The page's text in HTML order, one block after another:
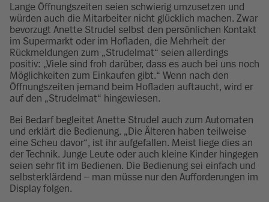
Lange Öffnungszeiten seien schwierig umzusetzen und
würden auch die Mitarbeiter nicht glücklich machen. Zwar
bevorzugt Anette Strudel selbst den persönlichen Kontakt
im Supermarkt oder im Hofladen, die Mehrheit der
Rückmeldungen zum „Strudelmat“ seien allerdings
positiv: „Viele sind froh darüber, dass es auch bei uns noch
Möglichkeiten zum Einkaufen gibt.“ Wenn nach den
Öffnungszeiten jemand beim Hofladen auftaucht, wird er
auf den „Strudelmat“ hingewiesen.
Bei Bedarf begleitet Anette Strudel auch zum Automaten
und erklärt die Bedienung. „Die Älteren haben teilweise
eine Scheu davor“, ist ihr aufgefallen. Meist liege dies an
der Technik. Junge Leute oder auch kleine Kinder hingegen
seien sehr fit im Bedienen. Die Bedienung sei einfach und
selbsterklärdend – man müsse nur den Aufforderungen im
Display folgen.